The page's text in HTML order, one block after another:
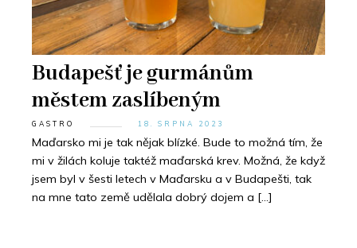
Budapešť je gurmánům
městem zaslíbeným
GASTRO 18. SRPNA 2023
Maďarsko mi je tak nějak blízké. Bude to možná tím, že
mi v žilách koluje taktéž maďarská krev. Možná, že když
jsem byl v šesti letech v Maďarsku a v Budapešti, tak
na mne tato země udělala dobrý dojem a […]